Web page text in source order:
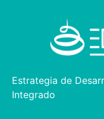
Estrategia de
Integrado